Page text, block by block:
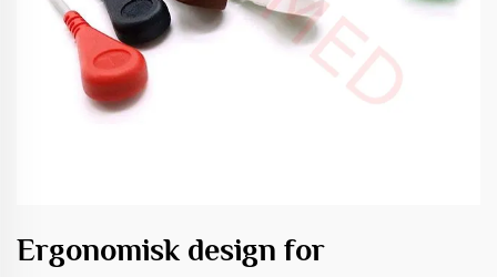
Ergonomisk design for